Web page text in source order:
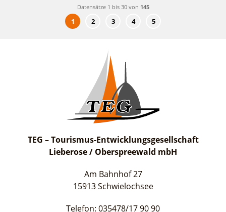
Datensätze 1 bis 30 von 145
1 2 3 4 5
TEG – Tourismus-Entwicklungsgesellschaft
Lieberose / Oberspreewald mbH
Am Bahnhof 27
15913 Schwielochsee
Telefon: 035478/17 90 90